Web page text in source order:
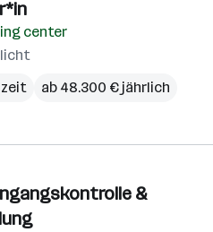
center
ab 48.300 € jährlich
&